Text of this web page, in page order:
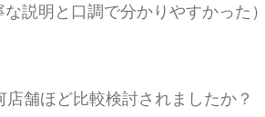
説明と口調で分かりやすかった）
舗ほど比較検討されましたか？